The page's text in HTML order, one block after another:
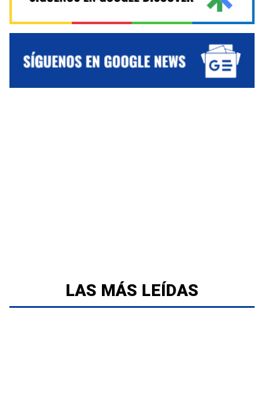
LAS MÁS LEÍDAS